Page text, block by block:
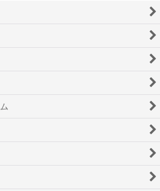
ドパイソン金運財布
ドパイソン開運手帳カバー
ストアロマオイル
マホカバー